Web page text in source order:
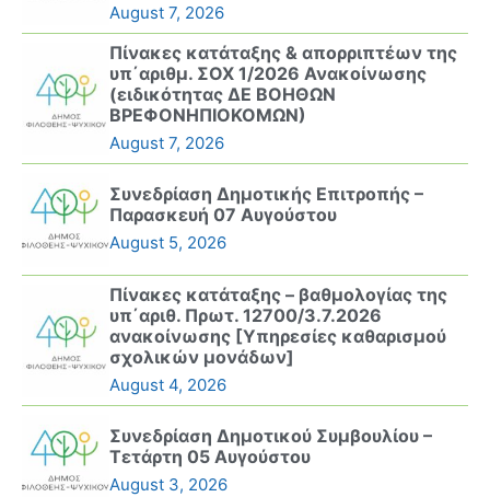
August 7, 2026
Πίνακες κατάταξης & απορριπτέων της
υπ΄αριθμ. ΣΟΧ 1/2026 Ανακοίνωσης
(ειδικότητας ΔΕ ΒΟΗΘΩΝ
ΒΡΕΦΟΝΗΠΙΟΚΟΜΩΝ)
August 7, 2026
Συνεδρίαση Δημοτικής Επιτροπής –
Παρασκευή 07 Αυγούστου
August 5, 2026
Πίνακες κατάταξης – βαθμολογίας της
υπ΄αριθ. Πρωτ. 12700/3.7.2026
ανακοίνωσης [Υπηρεσίες καθαρισμού
σχολικών μονάδων]
August 4, 2026
Συνεδρίαση Δημοτικού Συμβουλίου –
Τετάρτη 05 Αυγούστου
August 3, 2026